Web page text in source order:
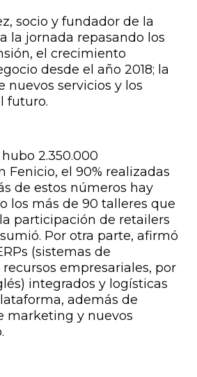
socio y fundador de la
la jornada repasando los
el crecimiento
desde el año 2018; la
nuevos servicios y los
futuro.
hubo 2.350.000
Fenicio, el 90% realizadas
de estos números hay
los más de 90 talleres que
participación de retailers
Por otra parte, afirmó
(sistemas de
empresariales, por
integrados y logísticas
además de
marketing y nuevos